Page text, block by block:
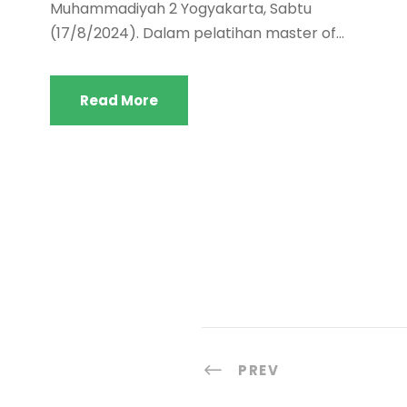
Muhammadiyah 2 Yogyakarta, Sabtu
(17/8/2024). Dalam pelatihan master of...
Read More
PREV